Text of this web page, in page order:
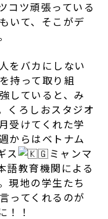
コツ頑張っている
いて、そこがデ
をバカにしない
持って取り組
していると、み
くろしおスタジオ
受けてくれた学
からはベトナム
ス
ミャンマ
語教育機関による
現地の学生たち
ってくれるのが
！！